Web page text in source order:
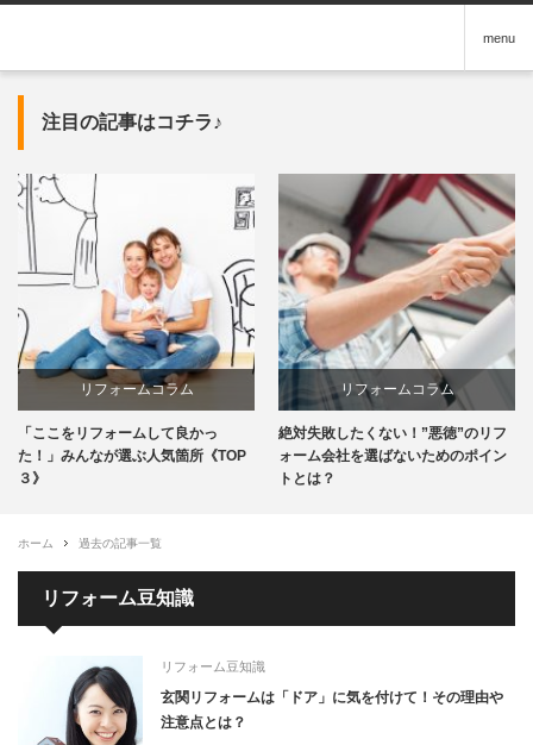
menu
注目の記事はコチラ♪
リフォームコラム
「ここをリフォームして良かっ
た！」みんなが選ぶ人気箇所《TOP
３》
リフォームコラム
絶対失敗したくない！”悪徳”のリフ
ォーム会社を選ばないためのポイン
トとは？
ホーム 過去の記事一覧
リフォーム豆知識
リフォーム豆知識
玄関リフォームは「ドア」に気を付けて！その理由や
注意点とは？